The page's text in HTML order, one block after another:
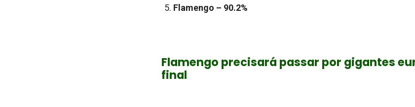
Flamengo – 90.2%
Flamengo precisará passar por gigantes
final